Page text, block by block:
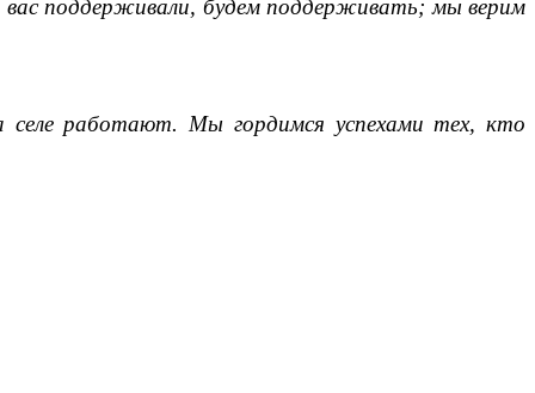
поддерживали, будем поддерживать; мы верим
работают. Мы гордимся успехами тех, кто